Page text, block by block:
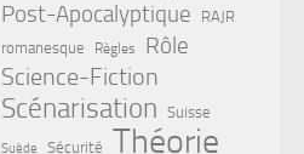
Post-Apocalyptique
RAJR
romanesque
Règles
Rôle
Science-Fiction
Scénarisation Suisse
Suède Sécurité Théorie